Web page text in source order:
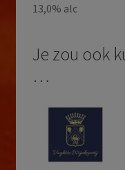
13,0% alc
Je zou ook
…